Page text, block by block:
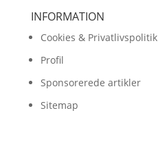
INFORMATION
Cookies & Privatlivspolitik
Profil
Sponsorerede artikler
Sitemap